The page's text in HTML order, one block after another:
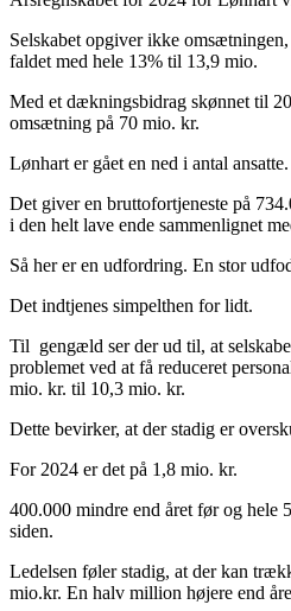
Selskabet opgiver ikke
faldet med hele 13% til 13,9 mio.
Med et dækningsbidrag skønnet til
omsætning på 70 mio. kr.
Lønhart er gået en ned i antal
Det giver en bruttofortjeneste på
i den helt lave ende sammenlignet
Så her er en udfordring. En stor
Det indtjenes simpelthen for lidt.
Til gengæld ser der ud til, at
problemet ved at få reduceret
mio. kr. til 10,3 mio. kr.
Dette bevirker, at der stadig er
For 2024 er det på 1,8 mio. kr.
400.000 mindre end året før og hele
siden.
Ledelsen føler stadig, at der kan
mio.kr. En halv million højere end